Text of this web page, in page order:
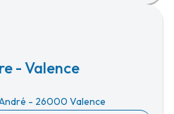
- Valence
- 26000 Valence